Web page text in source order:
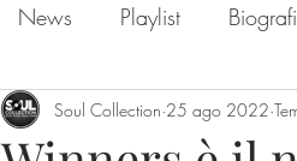
News Playlist
Soul Collection 25 ago 2022